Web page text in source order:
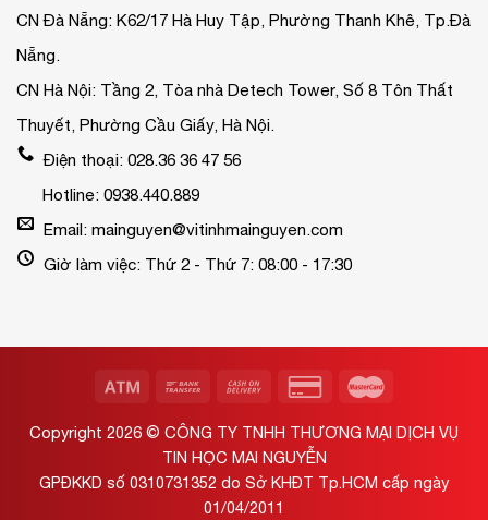
CN Đà Nẵng: K62/17 Hà Huy Tập, Phường Thanh Khê, Tp.Đà
Nẵng.
CN Hà Nội: Tầng 2, Tòa nhà Detech Tower, Số 8 Tôn Thất
Thuyết, Phường Cầu Giấy, Hà Nội.
Điện thoại: 028.36 36 47 56
Hotline: 0938.440.889
Email: mainguyen@vitinhmainguyen.com
Giờ làm việc: Thứ 2 - Thứ 7: 08:00 - 17:30
Copyright 2026 © CÔNG TY TNHH THƯƠNG MẠI DỊCH VỤ
TIN HỌC MAI NGUYỄN
GPĐKKD số 0310731352 do Sở KHĐT Tp.HCM cấp ngày
01/04/2011